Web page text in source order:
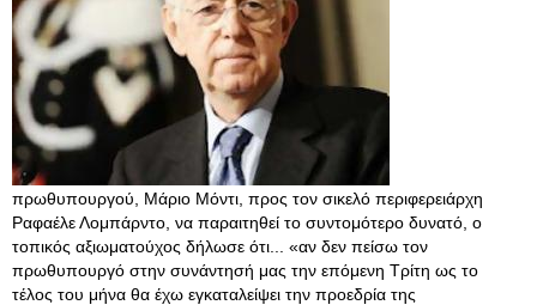
πρωθυπουργού, Μάριο Μόντι, προς τον σικελό περιφερειάρχη
Ραφαέλε Λομπάρντο, να παραιτηθεί το συντομότερο δυνατό, ο
τοπικός αξιωματούχος δήλωσε ότι... «αν δεν πείσω τον
πρωθυπουργό στην συνάντησή μας την επόμενη Τρίτη ως το
τέλος του μήνα θα έχω εγκαταλείψει την προεδρία της